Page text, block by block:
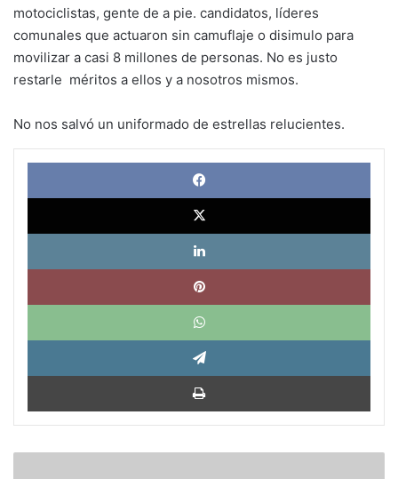
motociclistas, gente de a pie. candidatos, líderes
comunales que actuaron sin camuflaje o disimulo para
movilizar a casi 8 millones de personas. No es justo
restarle méritos a ellos y a nosotros mismos.
No nos salvó un uniformado de estrellas relucientes.
X